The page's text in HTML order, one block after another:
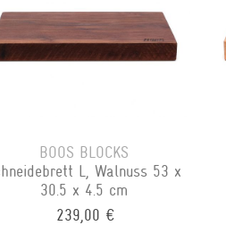
BOOS BLOCKS
L, Walnuss 53 x
30.5 x 4.5 cm
239,00 €